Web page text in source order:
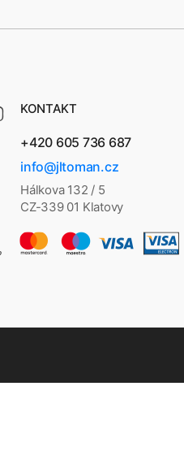
KONTAKT
+420 605 736 687
info@jltoman.cz
Hálkova 132 / 5
CZ-339 01 Klatovy